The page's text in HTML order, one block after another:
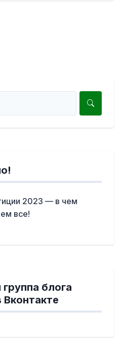
2023 — в чем
все!
блога
Вконтакте